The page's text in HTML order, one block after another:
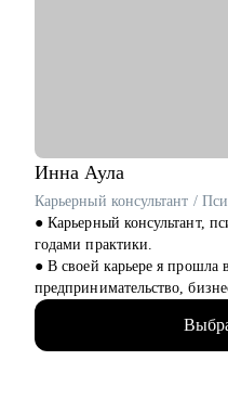
Инна Аула
Карьерный консультант /
● Карьерный консультант,
годами практики.
● В своей карьере я прошла
предпринимательство,
управленцем. Знаю не
● Имею 2 высших